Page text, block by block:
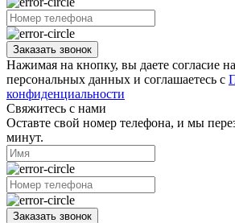
Заказать звонок
Нажимая на кнопку, вы даете согласие
персональных данных и соглашаетесь с
конфиденциальности
Свяжитесь с нами
Оставте свой номер телефона, и мы
минут.
Заказать звонок